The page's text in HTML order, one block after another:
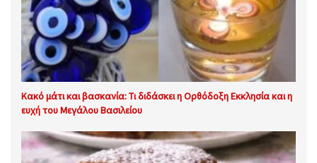
Κακό μάτι και βασκανία: Τι διδάσκει η Ορθόδοξη Εκκλησία και η
ευχή του Μεγάλου Βασιλείου